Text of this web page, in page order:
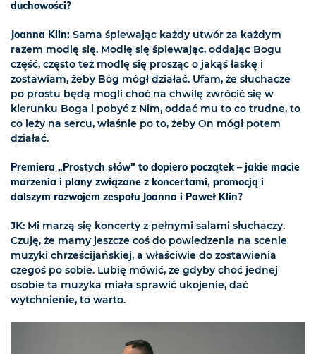
duchowości?
Joanna Klin: Sama śpiewając każdy utwór za każdym
razem modlę się. Modlę się śpiewając, oddając Bogu
część, często też modlę się prosząc o jakąś łaskę i
zostawiam, żeby Bóg mógł działać. Ufam, że słuchacze
po prostu będą mogli choć na chwilę zwrócić się w
kierunku Boga i pobyć z Nim, oddać mu to co trudne, to
co leży na sercu, właśnie po to, żeby On mógł potem
działać.
Premiera „Prostych słów" to dopiero początek – jakie macie
marzenia i plany związane z koncertami, promocją i
dalszym rozwojem zespołu Joanna i Paweł Klin?
JK: Mi marzą się koncerty z pełnymi salami słuchaczy.
Czuję, że mamy jeszcze coś do powiedzenia na scenie
muzyki chrześcijańskiej, a właściwie do zostawienia
czegoś po sobie. Lubię mówić, że gdyby choć jednej
osobie ta muzyka miała sprawić ukojenie, dać
wytchnienie, to warto.